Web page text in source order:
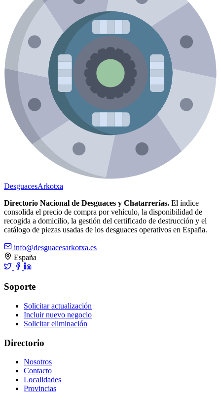
DesguacesArkotxa
Directorio Nacional de Desguaces y Chatarrerías. El índice
consolida el precio de compra por vehículo, la disponibilidad de
recogida a domicilio, la gestión del certificado de destrucción y el
catálogo de piezas usadas de los desguaces operativos en España.
info@desguacesarkotxa.es
España
Soporte
Solicitar actualización
Incluir nuevo negocio
Solicitar eliminación
Directorio
Nosotros
Contacto
Localidades
Provincias